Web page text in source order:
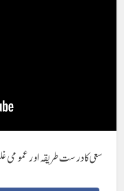
سعی کا درست طریقہ اور عمومی